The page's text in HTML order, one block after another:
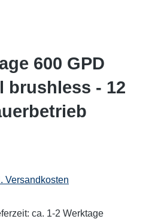
600 GPD
brushless - 12
Versandkosten
ca. 1-2 Werktage